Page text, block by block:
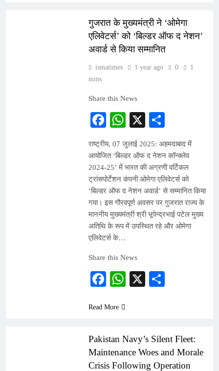
गुजरात के मुख्यमंत्री ने ‘ओमेगा
एलिवेटर्स’ को ‘बिल्डर ऑफ द नेशन’
अवार्ड से किया सम्मानित
ismatimes 1 year ago 0
1
mins
Share this News
Facebook
WhatsApp
X
राष्ट्रीय, 07 जुलाई 2025: अहमदाबाद में
आयोजित ‘बिल्डर ऑफ द नेशन कॉन्क्लेव
2024-25’ में भारत की अग्रणी वर्टिकल
ट्रांसपोर्टेशन कंपनी ओमेगा एलिवेटर्स को
‘बिल्डर ऑफ द नेशन अवार्ड’ से सम्मानित किया
गया। इस गौरवपूर्ण अवसर पर गुजरात राज्य के
माननीय मुख्यमंत्री श्री भूपेन्द्रभाई पटेल मुख्य
अतिथि के रूप में उपस्थित रहे और ओमेगा
एलिवेटर्स के…
Share this News
Facebook
WhatsApp
X
Read More
Pakistan Navy’s Silent Fleet:
Maintenance Woes and Morale
Crisis Following Operation